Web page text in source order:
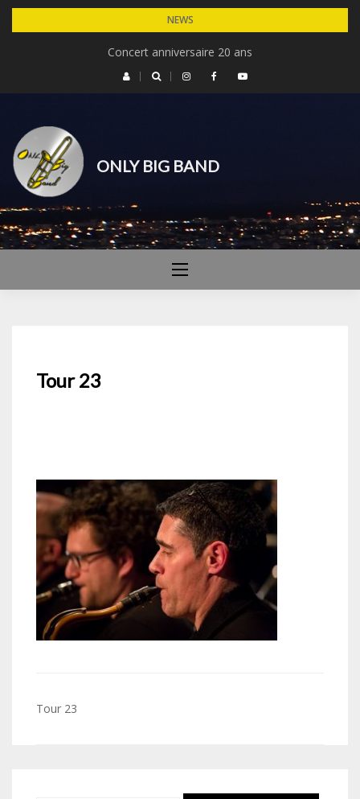
Skip
NEWS
Concert anniversaire 20 ans
Concert Michel Legrand – 30 ans du cinéma de Dardilly
ONLY BIG BAND
Tour 23
Navigation
Tour 23